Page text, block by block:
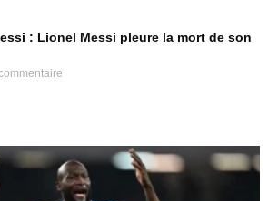
: Lionel Messi pleure la mort de son